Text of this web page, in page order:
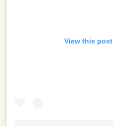
View this